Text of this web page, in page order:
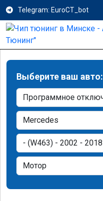
Telegram: EuroCT_bot
Выберите ваш авто: